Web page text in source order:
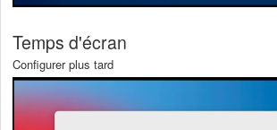
Temps d'écran
Configurer plus tard